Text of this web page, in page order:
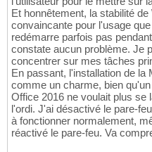
Et honnêtement, la stabilité
convaincante pour l'usage
redémarre parfois pas
constate aucun problème. Je
concentrer sur mes tâches
En passant, l'installation de
comme un charme, bien
Office 2016 ne voulait plus se
l'ordi. J'ai désactivé le pare-
à fonctionner normalement,
réactivé le pare-feu. Va